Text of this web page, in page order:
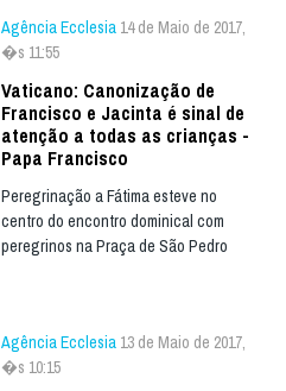
Agência Ecclesia 14 de Maio de 2017,
�s 11:55
Vaticano: Canonização de
Francisco e Jacinta é sinal de
atenção a todas as crianças -
Papa Francisco
Peregrinação a Fátima esteve no
centro do encontro dominical com
peregrinos na Praça de São Pedro
Agência Ecclesia 13 de Maio de 2017,
�s 10:15